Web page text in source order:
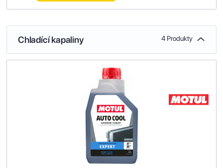
Chladící kapaliny 4 Produkty